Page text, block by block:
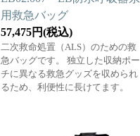
用救急バッグ
57,475円(税込)
二次救命処置（ALS）のための救
急バッグです。 独立した収納ポー
チに異なる救急グッズを収められ
るため、利便性に長けてます。